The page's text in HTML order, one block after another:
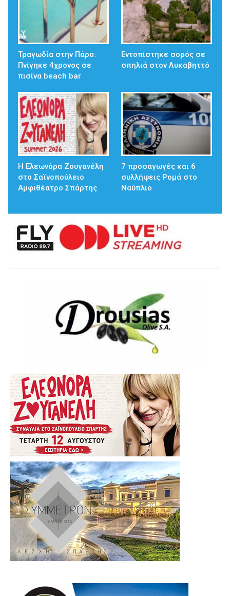
Τραγωδία στην Πάρο:
Πνίγηκε 4χρονος σε
πισίνα beach bar
Εντοπίστηκε σορός σε
σπηλιά στον Λυκαβηττό
Η Ελεωνόρα Ζουγανέλη
στο Σαϊνοπούλειο
Αμφιθέατρο Σπάρτης
7 προσαγωγές και 6
συλλήψεις Ρομά στο
Ναύπλιο